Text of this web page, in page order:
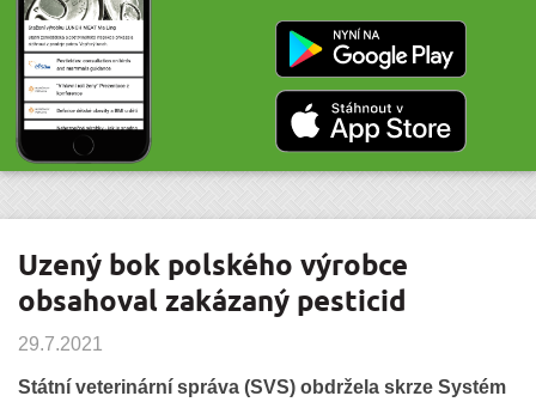
Uzený bok polského výrobce
obsahoval zakázaný pesticid
29.7.2021
Státní veterinární správa (SVS) obdržela skrze Systém